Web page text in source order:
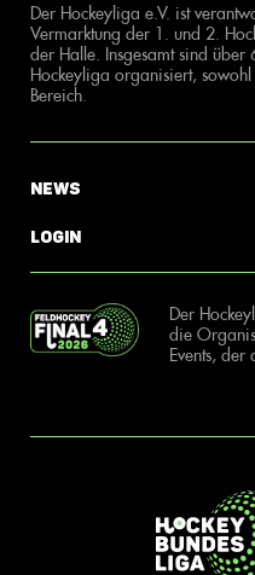
Der Hockeyliga e.V. ist
Vermarktung der 1. und 2.
der Halle. Insgesamt sind
Hockeyliga organisiert,
Bereich.
News
Login
Der
die
Events, der